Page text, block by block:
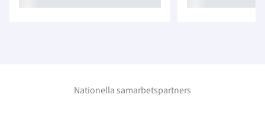
Nationella samarbetspartners